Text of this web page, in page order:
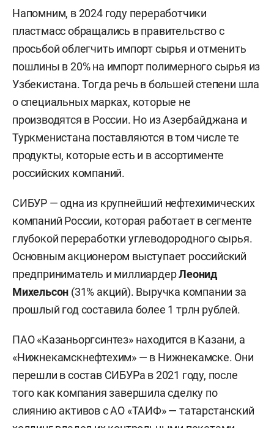
Напомним, в 2024 году переработчики
пластмасс обращались в правительство с
просьбой облегчить импорт сырья и отменить
пошлины в 20% на импорт полимерного сырья из
Узбекистана. Тогда речь в большей степени шла
о специальных марках, которые не
производятся в России. Но из Азербайджана и
Туркменистана поставляются в том числе те
продукты, которые есть и в ассортименте
российских компаний.
СИБУР — одна из крупнейший нефтехимических
компаний России, которая работает в сегменте
глубокой переработки углеводородного сырья.
Основным акционером выступает российский
предприниматель и миллиардерЛеонид
Михельсон (31% акций). Выручка компании за
прошлый год составила более 1 трлн рублей.
ПАО «Казаньоргсинтез» находится в Казани, а
«Нижнекамскнефтехим» — в Нижнекамске. Они
перешли в состав СИБУРа в 2021 году, после
того как компания завершила сделку по
слиянию активов с АО «ТАИФ» — татарстанский